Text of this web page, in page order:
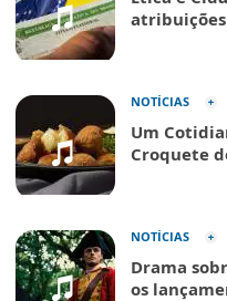
NOTÍCIAS
Um
Croquete
NOTÍCIAS
Drama
os